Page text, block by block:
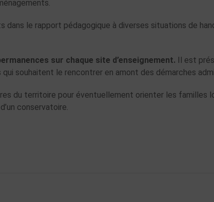
dans le rapport pédagogique à diverses situations de
sur chaque site d’enseignement. Il est
qui souhaitent le rencontrer en amont des démarches
du territoire pour éventuellement orienter les familles
conservatoire.